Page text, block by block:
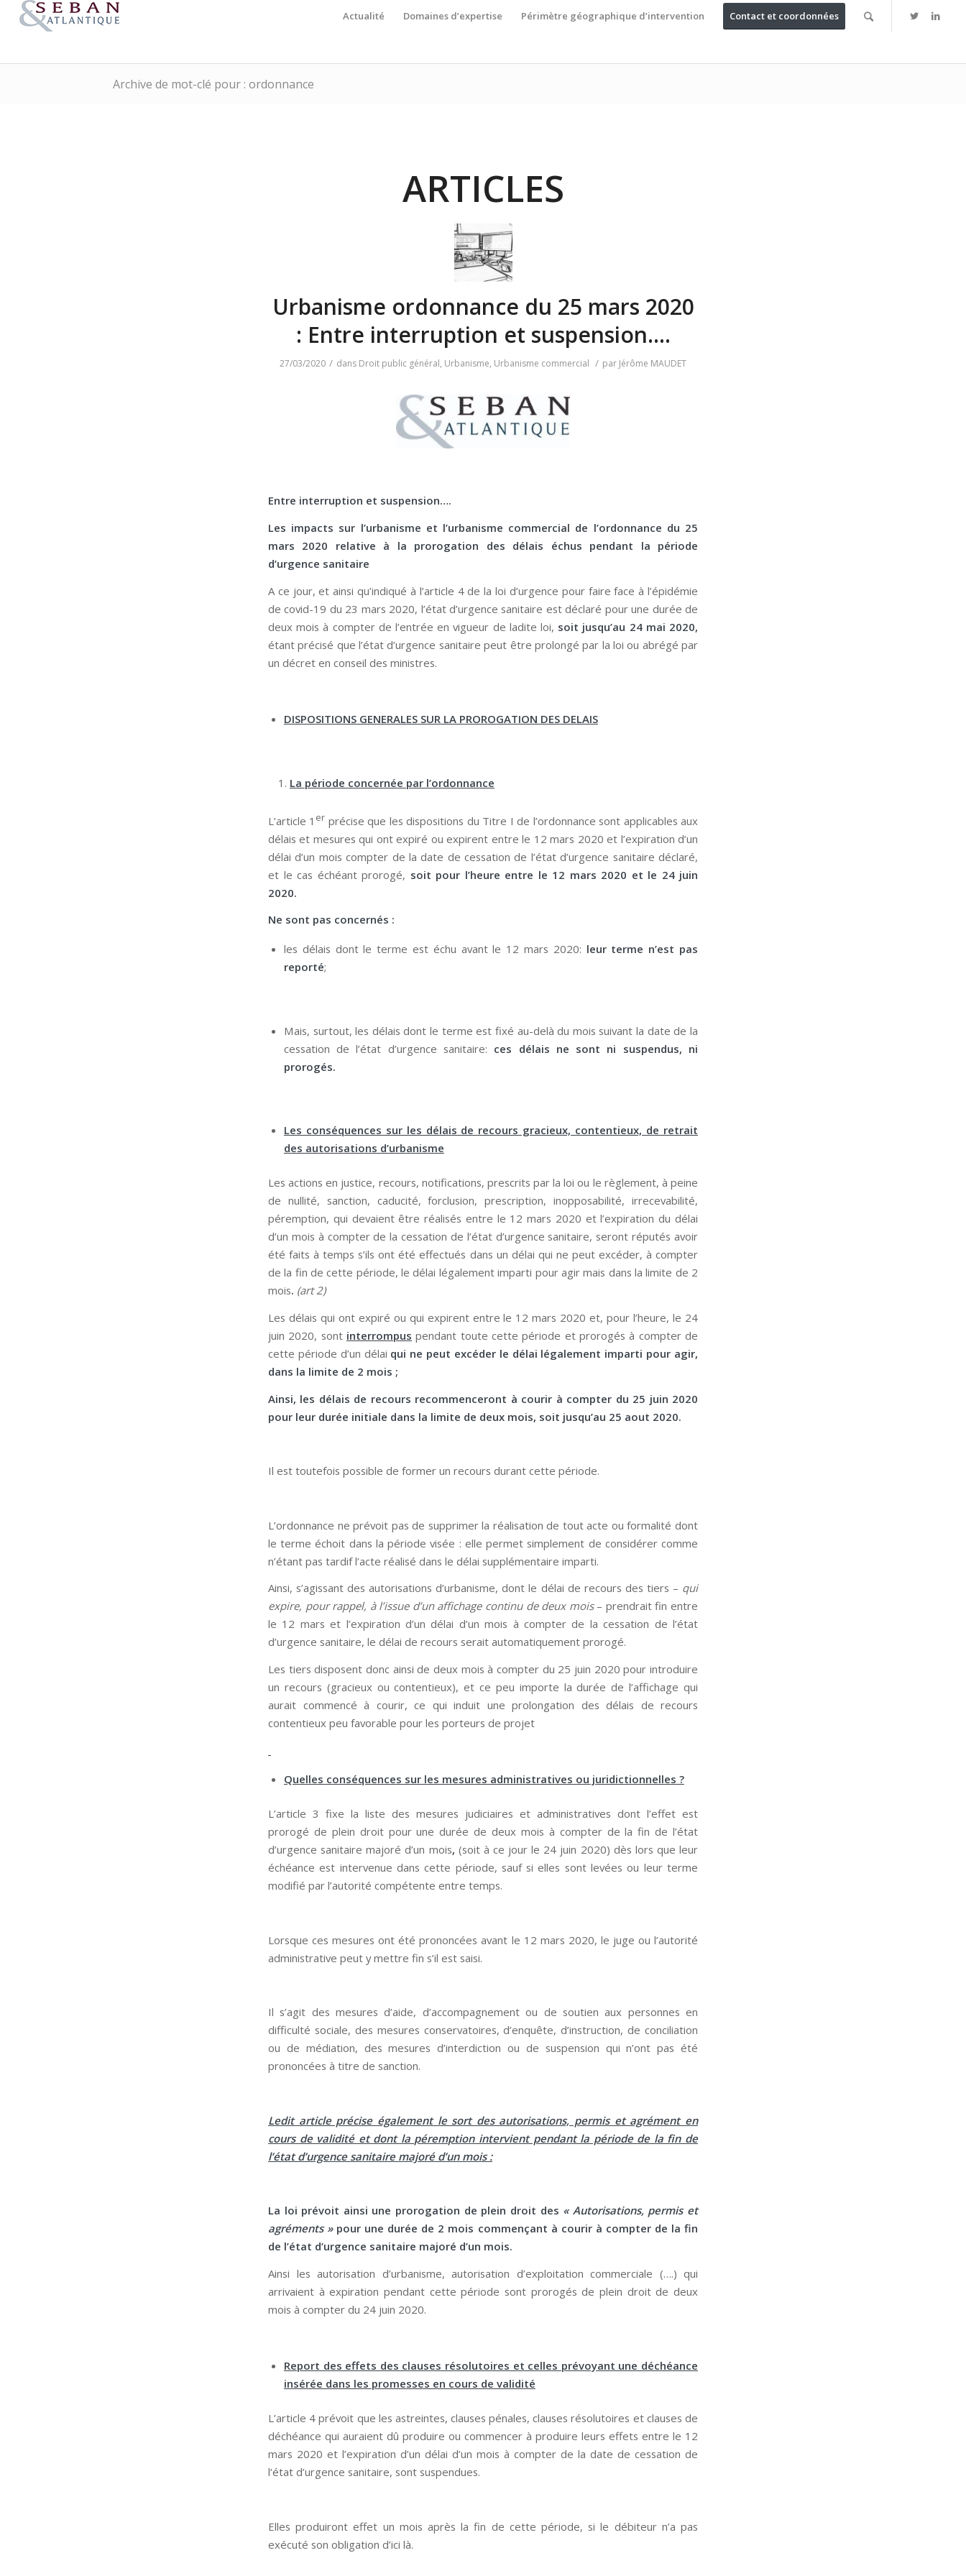
Actualité Domaines d’expertise Périmètre géographique d’intervention Contact et coordonnées
Archive de mot-clé pour : ordonnance
ARTICLES
Urbanisme ordonnance du 25 mars 2020
: Entre interruption et suspension….
27/03/2020 / dans Droit public général, Urbanisme, Urbanisme commercial / par Jérôme MAUDET
Entre interruption et suspension….
Les impacts sur l’urbanisme et l’urbanisme commercial de l’ordonnance du 25
mars 2020 relative à la prorogation des délais échus pendant la période
d’urgence sanitaire
A ce jour, et ainsi qu’indiqué à l’article 4 de la loi d’urgence pour faire face à l’épidémie
de covid-19 du 23 mars 2020, l’état d’urgence sanitaire est déclaré pour une durée de
deux mois à compter de l’entrée en vigueur de ladite loi, soit jusqu’au 24 mai 2020,
étant précisé que l’état d’urgence sanitaire peut être prolongé par la loi ou abrégé par
un décret en conseil des ministres.
DISPOSITIONS GENERALES SUR LA PROROGATION DES DELAIS
La période concernée par l’ordonnance
L’article 1 er précise que les dispositions du Titre I de l’ordonnance sont applicables aux
délais et mesures qui ont expiré ou expirent entre le 12 mars 2020 et l’expiration d’un
délai d’un mois compter de la date de cessation de l’état d’urgence sanitaire déclaré,
et le cas échéant prorogé, soit pour l’heure entre le 12 mars 2020 et le 24 juin
2020.
Ne sont pas concernés :
les délais dont le terme est échu avant le 12 mars 2020: leur terme n’est pas
reporté;
Mais, surtout, les délais dont le terme est fixé au-delà du mois suivant la date de la
cessation de l’état d’urgence sanitaire: ces délais ne sont ni suspendus, ni
prorogés.
Les conséquences sur les délais de recours gracieux, contentieux, de retrait
des autorisations d’urbanisme
Les actions en justice, recours, notifications, prescrits par la loi ou le règlement, à peine
de nullité, sanction, caducité, forclusion, prescription, inopposabilité, irrecevabilité,
péremption, qui devaient être réalisés entre le 12 mars 2020 et l’expiration du délai
d’un mois à compter de la cessation de l’état d’urgence sanitaire, seront réputés avoir
été faits à temps s’ils ont été effectués dans un délai qui ne peut excéder, à compter
de la fin de cette période, le délai légalement imparti pour agir mais dans la limite de 2
mois. (art 2)
Les délais qui ont expiré ou qui expirent entre le 12 mars 2020 et, pour l’heure, le 24
juin 2020, sont interrompus pendant toute cette période et prorogés à compter de
cette période d’un délai qui ne peut excéder le délai légalement imparti pour agir,
dans la limite de 2 mois ;
Ainsi, les délais de recours recommenceront à courir à compter du 25 juin 2020
pour leur durée initiale dans la limite de deux mois, soit jusqu’au 25 aout 2020.
Il est toutefois possible de former un recours durant cette période.
L’ordonnance ne prévoit pas de supprimer la réalisation de tout acte ou formalité dont
le terme échoit dans la période visée : elle permet simplement de considérer comme
n’étant pas tardif l’acte réalisé dans le délai supplémentaire imparti.
Ainsi, s’agissant des autorisations d’urbanisme, dont le délai de recours des tiers – qui
expire, pour rappel, à l’issue d’un affichage continu de deux mois– prendrait fin entre
le 12 mars et l’expiration d’un délai d’un mois à compter de la cessation de l’état
d’urgence sanitaire, le délai de recours serait automatiquement prorogé.
Les tiers disposent donc ainsi de deux mois à compter du 25 juin 2020 pour introduire
un recours (gracieux ou contentieux), et ce peu importe la durée de l’affichage qui
aurait commencé à courir, ce qui induit une prolongation des délais de recours
contentieux peu favorable pour les porteurs de projet
Quelles conséquences sur les mesures administratives ou juridictionnelles ?
L’article 3 fixe la liste des mesures judiciaires et administratives dont l’effet est
prorogé de plein droit pour une durée de deux mois à compter de la fin de l’état
d’urgence sanitaire majoré d’un mois, (soit à ce jour le 24 juin 2020) dès lors que leur
échéance est intervenue dans cette période, sauf si elles sont levées ou leur terme
modifié par l’autorité compétente entre temps.
Lorsque ces mesures ont été prononcées avant le 12 mars 2020, le juge ou l’autorité
administrative peut y mettre fin s’il est saisi.
Il s’agit des mesures d’aide, d’accompagnement ou de soutien aux personnes en
difficulté sociale, des mesures conservatoires, d’enquête, d’instruction, de conciliation
ou de médiation, des mesures d’interdiction ou de suspension qui n’ont pas été
prononcées à titre de sanction.
Ledit article précise également le sort des autorisations, permis et agrément en
cours de validité et dont la péremption intervient pendant la période de la fin de
l’état d’urgence sanitaire majoré d’un mois :
La loi prévoit ainsi une prorogation de plein droit des « Autorisations, permis et
agréments »pour une durée de 2 mois commençant à courir à compter de la fin
de l’état d’urgence sanitaire majoré d’un mois.
Ainsi les autorisation d’urbanisme, autorisation d’exploitation commerciale (….) qui
arrivaient à expiration pendant cette période sont prorogés de plein droit de deux
mois à compter du 24 juin 2020.
Report des effets des clauses résolutoires et celles prévoyant une déchéance
insérée dans les promesses en cours de validité
L’article 4 prévoit que les astreintes, clauses pénales, clauses résolutoires et clauses de
déchéance qui auraient dû produire ou commencer à produire leurs effets entre le 12
mars 2020 et l’expiration d’un délai d’un mois à compter de la date de cessation de
l’état d’urgence sanitaire, sont suspendues.
Elles produiront effet un mois après la fin de cette période, si le débiteur n’a pas
exécuté son obligation d’ici là.